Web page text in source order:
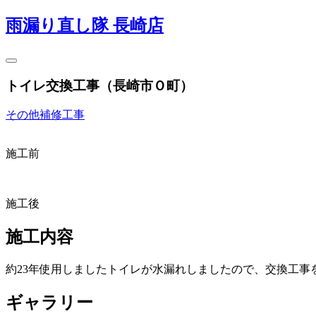
雨漏り直し隊 長崎店
トイレ交換工事（長崎市Ｏ町）
その他補修工事
施工前
施工後
施工内容
約23年使用しましたトイレが水漏れしましたので、交換工事
ギャラリー